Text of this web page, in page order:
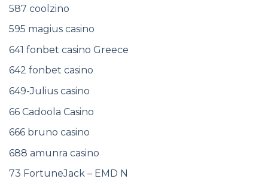
587 coolzino
595 magius casino
641 fonbet casino Greece
642 fonbet casino
649-Julius casino
66 Cadoola Casino
666 bruno casino
688 amunra casino
73 FortuneJack – EMD N